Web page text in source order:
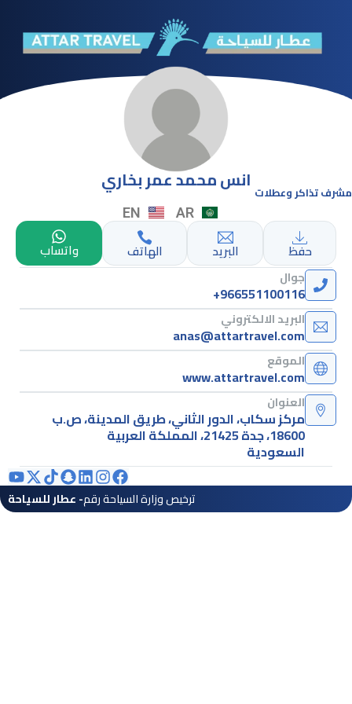
انس محمد عمر بخاري مشرف تذاكر وعطلات
AR
EN
حفظ البريد الهاتف واتساب
جوال
+966551100116
البريد الالكتروني
anas@attartravel.com
الموقع
www.attartravel.com
العنوان
مركز سكاب، الدور الثاني، طريق المدينة، ص.ب
18600، جدة 21425، المملكة العربية
السعودية
- عطار للسياحةترخيص وزارة السياحة رقم